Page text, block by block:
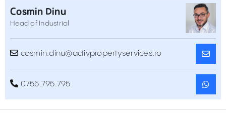
Cosmin Dinu
Head of Industrial
cosmin.dinu@activpropertyservices.ro
0755.795.795